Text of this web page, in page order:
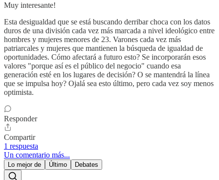
Muy interesante!
Esta desigualdad que se está buscando derribar choca con los datos
duros de una división cada vez más marcada a nivel ideológico entre
hombres y mujeres menores de 23. Varones cada vez más
patriarcales y mujeres que mantienen la búsqueda de igualdad de
oportunidades. Cómo afectará a futuro esto? Se incorporarán esos
valores "porque así es el público del negocio" cuando esa
generación esté en los lugares de decisión? O se mantendrá la línea
que se impulsa hoy? Ojalá sea esto último, pero cada vez soy menos
optimista.
Responder
Compartir
1 respuesta
Un comentario más...
Lo mejor de Último Debates